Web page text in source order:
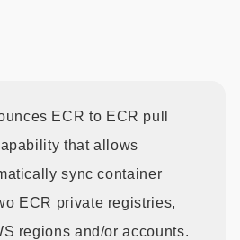
ECR to ECR pull
that allows
sync container
ECR private registries,
regions and/or accounts.